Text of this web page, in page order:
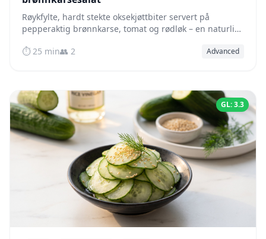
Røykfylte, hardt stekte oksekjøttbiter servert på
pepperaktig brønnkarse, tomat og rødløk – en naturlig
⏱️ 25 min👥 2 Advanced
GL: 3.3